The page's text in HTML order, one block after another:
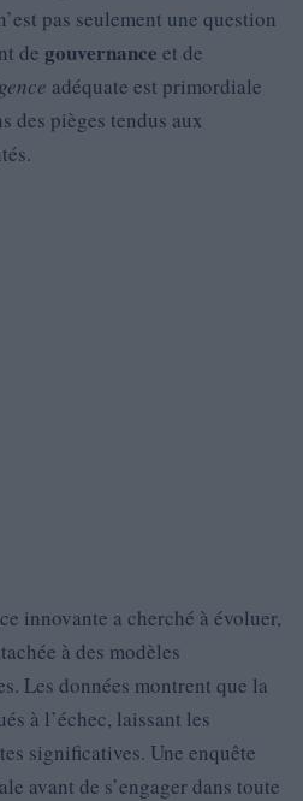
pas seulement une question
de gouvernance et de
adéquate est primordiale
des pièges tendus aux
innovante a cherché à évoluer,
à des modèles
Les données montrent que la
à l’échec, laissant les
significatives. Une enquête
avant de s’engager dans toute